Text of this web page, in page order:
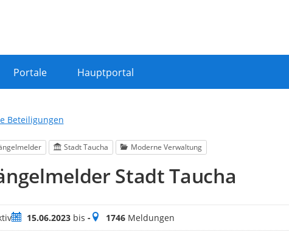
Portale Hauptportal
Beteiligungen
Stadt Taucha Moderne Verwaltung
Stadt Taucha
Zeitraum
15.06.2023bis -Meldungen
1746Meldungen